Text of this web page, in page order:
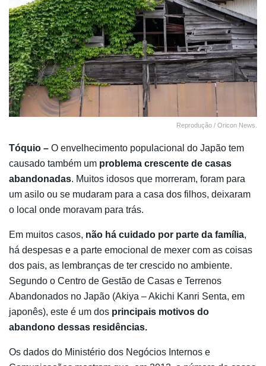
Reprodução / Oricon News.
Tóquio – O envelhecimento populacional do Japão tem
causado também um problema crescente de casas
abandonadas. Muitos idosos que morreram, foram para
um asilo ou se mudaram para a casa dos filhos, deixaram
o local onde moravam para trás.
Em muitos casos, não há cuidado por parte da família,
há despesas e a parte emocional de mexer com as coisas
dos pais, as lembranças de ter crescido no ambiente.
Segundo o Centro de Gestão de Casas e Terrenos
Abandonados no Japão (Akiya – Akichi Kanri Senta, em
japonês), este é um dos principais motivos do
abandono dessas residências.
Os dados do Ministério dos Negócios Internos e